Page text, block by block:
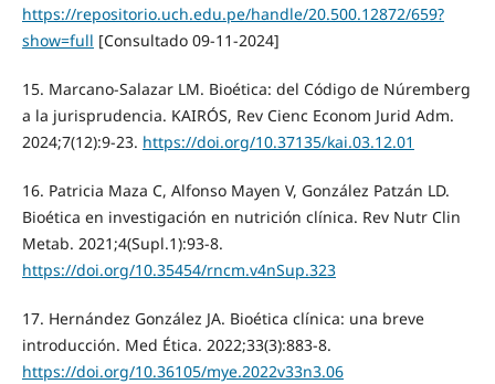
https://repositorio.uch.edu.pe/handle/20.500.12872/659?
show=full [Consultado 09-11-2024]
15. Marcano-Salazar LM. Bioética: del Código de Núremberg
a la jurisprudencia. KAIRÓS, Rev Cienc Econom Jurid Adm.
2024;7(12):9-23. https://doi.org/10.37135/kai.03.12.01
16. Patricia Maza C, Alfonso Mayen V, González Patzán LD.
Bioética en investigación en nutrición clínica. Rev Nutr Clin
Metab. 2021;4(Supl.1):93-8.
https://doi.org/10.35454/rncm.v4nSup.323
17. Hernández González JA. Bioética clínica: una breve
introducción. Med Ética. 2022;33(3):883-8.
https://doi.org/10.36105/mye.2022v33n3.06